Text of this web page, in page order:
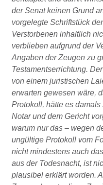
der Senat keinen Grund
vorgelegte Schriftstück
Verstorbenen inhaltlich
verblieben aufgrund der
Angaben der Zeugen zu
Testamentserrichtung.
von einem juristischen
erwarten gewesen wäre,
Protokoll, hätte es
Notar und dem Gericht
warum nur das – wegen
ungültige Protokoll vom
nicht mindestens auch
aus der Todesnacht, ist
plausibel erklärt worden.